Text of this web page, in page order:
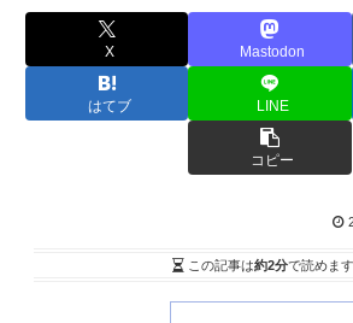
X Mastodon
はてブ LINE
コピー
この記事は約2分で読めます